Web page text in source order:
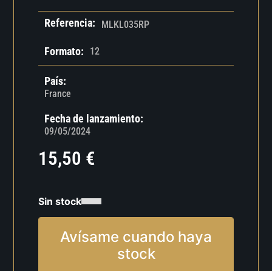
Referencia: MLKL035RP
Formato: 12
País:
France
Fecha de lanzamiento:
09/05/2024
15,50 €
Sin stock
Avísame cuando haya
stock